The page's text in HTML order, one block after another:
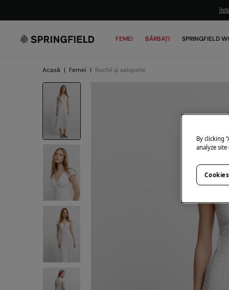
FEMEI BĂRBAȚI SPRINGFIELD
Acasă | Femei | Rochii și salopete
By clicking
analyze